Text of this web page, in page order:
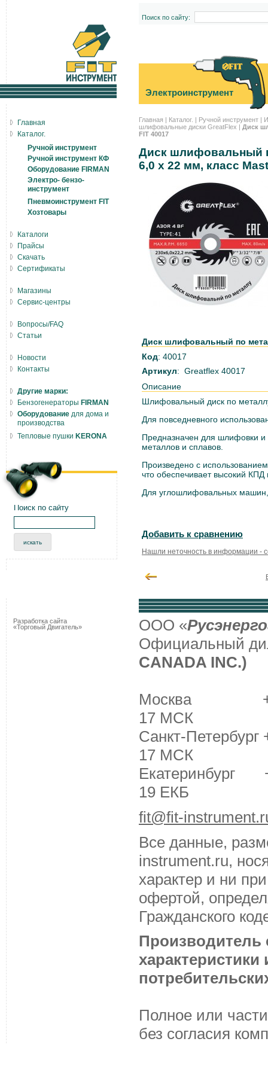
Поиск по сайту:
Электроинструмент
Главная | Каталог. | Ручной инструмент |
шлифовальные диски GreatFlex | Диск
FIT 40017
Диск шлифовальный
6,0 х 22 мм, класс
Диск шлифовальный по
Код: 40017
Артикул: Greatflex 40017
Описание
Шлифовальный диск по
Для повседневного
Предназначен для шлифовки и
металлов и сплавов.
Произведено с
что обеспечивает высокий КПД
Для углошлифовальных
Добавить к сравнению
Нашли неточность в информации -
Главная
Каталог.
Ручной инструмент
Ручной инструмент КФ
Оборудование FIRMAN
Электро- бензо-
инструмент
Пневмоинструмент FIT
Хозтовары
Каталоги
Прайсы
Скачать
Сертификаты
Магазины
Сервис-центры
Вопросы/FAQ
Статьи
Новости
Контакты
Другие марки:
Бензогенераторы FIRMAN
Оборудование для дома и
производства
Тепловые пушки KERONA
Поиск по сайту
Разработка сайта
«Торговый Двигатель»
ООО «
Официальный
CANADA INC.)
Москва +7
17 МСК
Санкт-
17 МСК
Екатеринбург
19 ЕКБ
fit@fit-
Все данные,
instrument.ru,
характер и ни
офертой,
Гражданского
Производитель
Полное или
без согласия